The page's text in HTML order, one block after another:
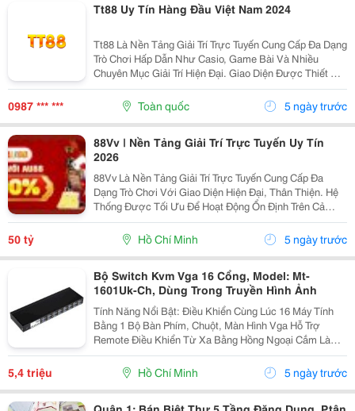
Tt88 Uy Tín Hàng Đầu Việt Nam 2024
Tt88 Là Nền Tảng Giải Trí Trực Tuyến Cung Cấp Đa Dạng
Trò Chơi Hấp Dẫn Như Casio, Game Bài Và Nhiều
Chuyên Mục Giải Trí Hiện Đại. Giao Diện Được Thiết Kế
Trực Quan, Giúp Người Dùng Dễ Dàng Thao Tác Trên
Cả Điện Thoại Và Máy Tính. Hệ Thống Bảo Mật...
0987 *** *** Toàn quốc 5 ngày trước
88Vv | Nền Tảng Giải Trí Trực Tuyến Uy Tín
2026
88Vv Là Nền Tảng Giải Trí Trực Tuyến Cung Cấp Đa
Dạng Trò Chơi Với Giao Diện Hiện Đại, Thân Thiện. Hệ
Thống Được Tối Ưu Để Hoạt Động Ổn Định Trên Cả
Điện Thoại Và Máy Tính, Giúp Người Dùng Dễ Dàng Trải
Nghiệm. Công Nghệ Bảo Mật Hiện Đại Hỗ Trợ Bảo Vệ...
50 tỷ Hồ Chí Minh 5 ngày trước
Bộ Switch Kvm Vga 16 Cổng, Model: Mt-
1601Uk-Ch, Dùng Trong Truyền Hình Ảnh
Tính Năng Nổi Bật: Điều Khiển Cùng Lúc 16 Máy Tính
Bằng 1 Bộ Bàn Phím, Chuột, Màn Hình Vga Hỗ Trợ
Remote Điều Khiển Từ Xa Bằng Hồng Ngoại Cắm Là
Dùng &Ndash; Không Cần Cài Driver Tương Thích
Nhiều Hệ Điều Hành: Dos,...
5,4 triệu Hồ Chí Minh 5 ngày trước